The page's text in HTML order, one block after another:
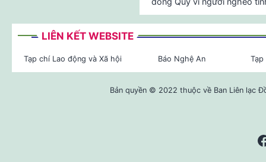
LIÊN KẾT WEBSITE
Tạp chí Lao động và Xã hội Báo Nghệ An
Bản quyền © 2022 thuộc về Ban Liên lạc